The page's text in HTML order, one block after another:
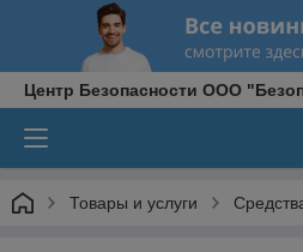
Центр Безопасности ООО
Товары и услуги